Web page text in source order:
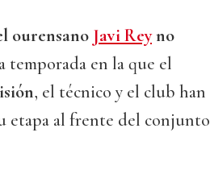
ourensano Javi Reyno
temporada en la que el
, el técnico y el club han
etapa al frente del conjunto